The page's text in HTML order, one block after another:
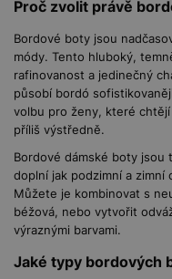
Proč zvolit právě
Bordové boty jsou
módy. Tento hluboký,
rafinovanost a jedinečný
působí bordó
volbu pro ženy, které
příliš výstředně.
Bordové dámské boty jsou
doplní jak podzimní a
Můžete je kombinovat s
béžová, nebo vytvořit
výraznými barvami.
Jaké typy bordových